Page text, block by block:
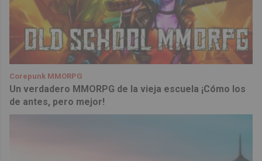
Corepunk MMORPG
Un verdadero MMORPG de la vieja escuela ¡Cómo los
de antes, pero mejor!